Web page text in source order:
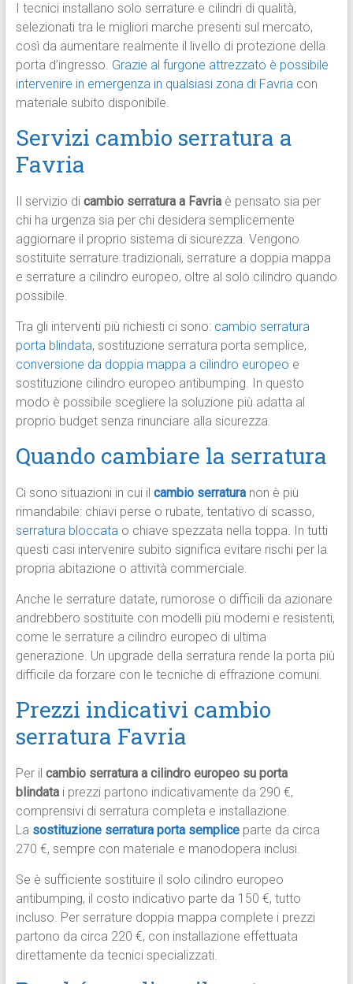
I tecnici installano solo serrature e cilindri di qualità,
selezionati tra le migliori marche presenti sul mercato,
così da aumentare realmente il livello di protezione della
porta d’ingresso. Grazie al furgone attrezzato è possibile
intervenire in emergenza in qualsiasi zona di Favriacon
materiale subito disponibile.
Servizi cambio serratura a
Favria
Il servizio di cambio serratura a Favriaè pensato sia per
chi ha urgenza sia per chi desidera semplicemente
aggiornare il proprio sistema di sicurezza. Vengono
sostituite serrature tradizionali, serrature a doppia mappa
e serrature a cilindro europeo, oltre al solo cilindro quando
possibile.
Tra gli interventi più richiesti ci sono: cambio serratura
porta blindata, sostituzione serratura porta semplice,
conversione da doppia mappa a cilindro europeo e
sostituzione cilindro europeo antibumping. In questo
modo è possibile scegliere la soluzione più adatta al
proprio budget senza rinunciare alla sicurezza.
Quando cambiare la serratura
Ci sono situazioni in cui il cambio serraturanon è più
rimandabile: chiavi perse o rubate, tentativo di scasso,
serratura bloccatao chiave spezzata nella toppa. In tutti
questi casi intervenire subito significa evitare rischi per la
propria abitazione o attività commerciale.
Anche le serrature datate, rumorose o difficili da azionare
andrebbero sostituite con modelli più moderni e resistenti,
come le serrature a cilindro europeo di ultima
generazione. Un upgrade della serratura rende la porta più
difficile da forzare con le tecniche di effrazione comuni.
Prezzi indicativi cambio
serratura Favria
Per il cambio serratura a cilindro europeo su porta
blindatai prezzi partono indicativamente da 290 €,
comprensivi di serratura completa e installazione.
La sostituzione serratura porta sempliceparte da circa
270 €, sempre con materiale e manodopera inclusi.
Se è sufficiente sostituire il solo cilindro europeo
antibumping, il costo indicativo parte da 150 €, tutto
incluso. Per serrature doppia mappa complete i prezzi
partono da circa 220 €, con installazione effettuata
direttamente da tecnici specializzati.